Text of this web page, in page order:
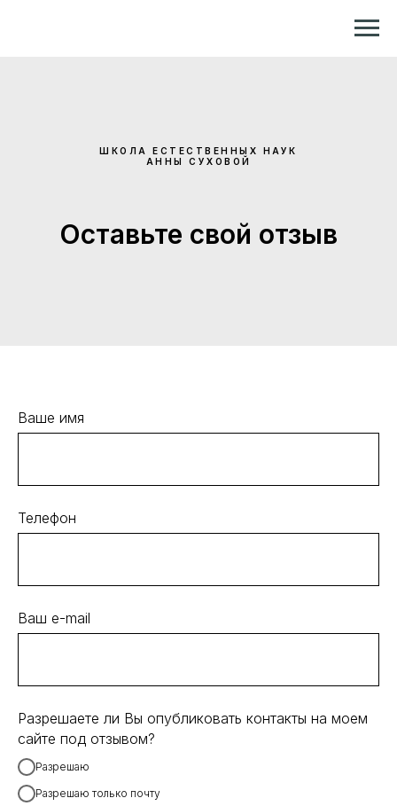
ШКОЛА ЕСТЕСТВЕННЫХ НАУК
АННЫ СУХОВОЙ
Оставьте свой отзыв
Ваше имя
Телефон
Ваш e-mail
Разрешаете ли Вы опубликовать контакты на моем
сайте под отзывом?
Разрешаю
Разрешаю только почту